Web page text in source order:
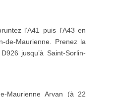
l’A41 puis l’A43 en
de-Maurienne. Prenez la
jusqu’à Saint-Sorlin-
Maurienne Arvan (à 22